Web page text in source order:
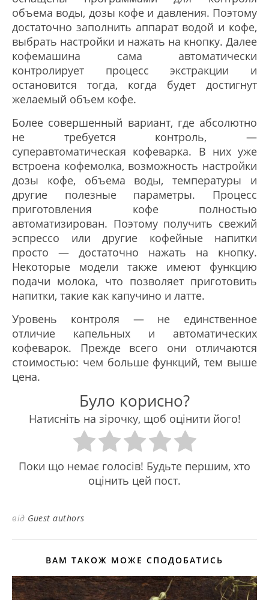
объема воды, дозы кофе и давления. Поэтому
достаточно заполнить аппарат водой и кофе,
выбрать настройки и нажать на кнопку. Далее
кофемашина сама автоматически
контролирует процесс экстракции и
остановится тогда, когда будет достигнут
желаемый объем кофе.
Более совершенный вариант, где абсолютно
не требуется контроль, —
суперавтоматическая кофеварка. В них уже
встроена кофемолка, возможность настройки
дозы кофе, объема воды, температуры и
другие полезные параметры. Процесс
приготовления кофе полностью
автоматизирован. Поэтому получить свежий
эспрессо или другие кофейные напитки
просто — достаточно нажать на кнопку.
Некоторые модели также имеют функцию
подачи молока, что позволяет приготовить
напитки, такие как капучино и латте.
Уровень контроля — не единственное
отличие капельных и автоматических
кофеварок. Прежде всего они отличаются
стоимостью: чем больше функций, тем выше
цена.
Було корисно?
Натисніть на зірочку, щоб оцінити його!
Поки що немає голосів! Будьте першим, хто
оцінить цей пост.
від Guest authors
ВАМ ТАКОЖ МОЖЕ СПОДОБАТИСЬ